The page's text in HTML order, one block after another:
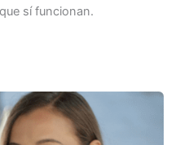
sí funcionan.